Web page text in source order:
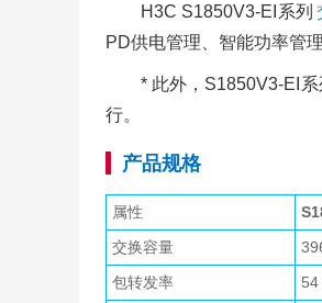
H3C S1850V3-EI系列
PD供电管理、智能功率管
* 此外，S1850V3-EI
行。
产品规格
属性
交换容量
包转发率